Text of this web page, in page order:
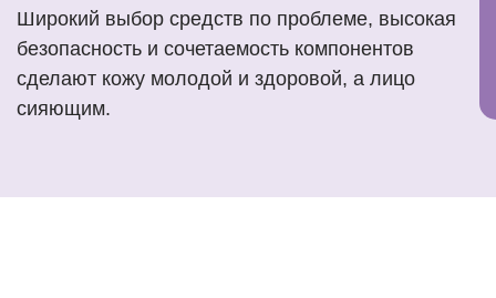
Широкий выбор средств по проблеме, высокая
безопасность и сочетаемость компонентов
сделают кожу молодой и здоровой, а лицо
сияющим.